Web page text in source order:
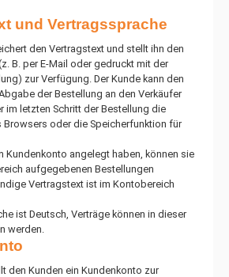
und Vertragssprache
den Vertragstext und stellt ihn den
B. per E-Mail oder gedruckt mit der
zur Verfügung. Der Kunde kann den
der Bestellung an den Verkäufer
im letzten Schritt der Bestellung die
Browsers oder die Speicherfunktion für
Kundenkonto angelegt haben, können sie
aufgegebenen Bestellungen
Vertragstext ist im Kontobereich
ist Deutsch, Verträge können in dieser
werden.
den Kunden ein Kundenkonto zur